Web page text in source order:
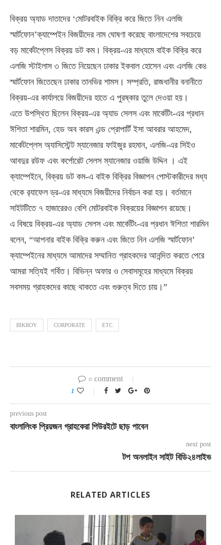
বিক্রয় অ্যাড দাতাদের ‘মোটরবাইক বিক্রি করে জিতে নিন এলজি
স্মার্টফোন’ক্যাম্পেইন বিজয়ীদের নাম ঘোষণা করেছে বাংলাদেশের সবচেয়ে
বড় মার্কেটপ্লেস বিক্রয় ডট কম। বিক্রয়-এর মাধ্যমে বাইক বিক্রি করে
এলজি স্টাইলাস ৩ জিতে নিয়েছেন ঢাকার ইকবাল হোসেন এবং এলজি কে৪
স্মার্টফোন জিতেছেন ঢাকার তানভির শামস। সম্প্রতি, রাজধানীর বনানীতে
বিক্রয়-এর কার্যালয়ে বিজয়ীদের হাতে এ পুরষ্কার তুলে দেওয়া হয়।
এতে উপস্থিত ছিলেন বিক্রয়-এর অ্যাড সেলস এবং মার্কেটিং-এর প্রধান
ঈশিতা শারমিন, হেড অব কারস এন্ড প্রোপার্টি ইসা আবরার আহমেদ,
মার্কেটপ্লেস অ্যাসিস্টেন্ট ম্যানেজার ফাইজুর রহমান, এলজি-এর সিইও
আবদুর রউফ এবং কর্পোরেট সেলস ম্যানেজার ওয়াজি উদ্দিন । এই
ক্যাম্পেইনে, বিক্রয় ডট কম-এ বাইক বিক্রির বিজ্ঞাপন পোস্টকারীদের মধ্য
থেকে র‌্যাফেল ড্র-এর মাধ্যমে বিজয়ীদের নির্বাচন করা হয়। বর্তমানে
সাইটটিতে ৭ হাজারেরও বেশি মোটরবাইক বিক্রয়ের বিজ্ঞাপন রয়েছে।
এ বিষয়ে বিক্রয়-এর অ্যাড সেলস এবং মার্কেটিং-এর প্রধান ঈশিতা শারমিন
বলেন, “আপনার বাইক বিক্রি করুন এবং জিতে নিন এলজি স্মার্টফোন’
ক্যাম্পেইনের মাধ্যমে আমাদের সম্মানিত গ্রাহকদের আনন্দিত করতে পেরে
আমরা সত্যিই গর্বিত। বিভিন্ন অফার ও সেবাসমূহের মাধ্যমে বিক্রয়
সবসময় গ্রাহকদের কাছে থাকতে এবং গুরুত্ব দিতে চায়।”
BIKROY CORPORATE ETC
০ comment
1
previous post
বাংলালিংক প্রিয়জন গ্রাহকেরা পিউরইটে ছাড় পাবেন
next post
টপ অনলাইন সাইট বিডি২৪লাইভ
RELATED ARTICLES